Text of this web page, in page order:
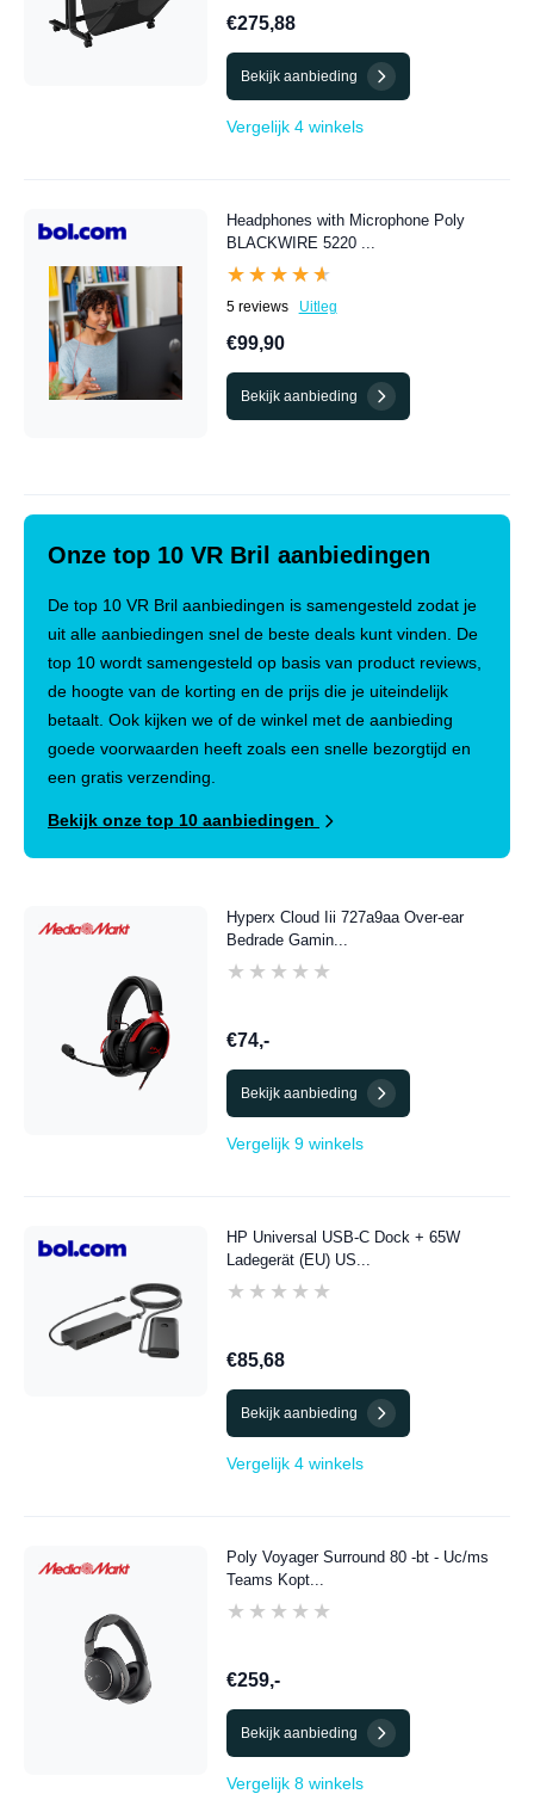
€275,88
Bekijk aanbieding
Vergelijk 4 winkels
Headphones with Microphone Poly
BLACKWIRE 5220 ...
★★★★★
★★★★★
5 reviews Uitleg
€99,90
Bekijk aanbieding
Onze top 10 VR Bril aanbiedingen
De top 10 VR Bril aanbiedingen is samengesteld zodat je
uit alle aanbiedingen snel de beste deals kunt vinden. De
top 10 wordt samengesteld op basis van product reviews,
de hoogte van de korting en de prijs die je uiteindelijk
betaalt. Ook kijken we of de winkel met de aanbieding
goede voorwaarden heeft zoals een snelle bezorgtijd en
een gratis verzending.
Bekijk onze top 10 aanbiedingen
Hyperx Cloud Iii 727a9aa Over-ear
Bedrade Gamin...
★★★★★
★★★★★
€74,-
Bekijk aanbieding
Vergelijk 9 winkels
HP Universal USB-C Dock + 65W
Ladegerät (EU) US...
★★★★★
★★★★★
€85,68
Bekijk aanbieding
Vergelijk 4 winkels
Poly Voyager Surround 80 -bt - Uc/ms
Teams Kopt...
★★★★★
★★★★★
€259,-
Bekijk aanbieding
Vergelijk 8 winkels